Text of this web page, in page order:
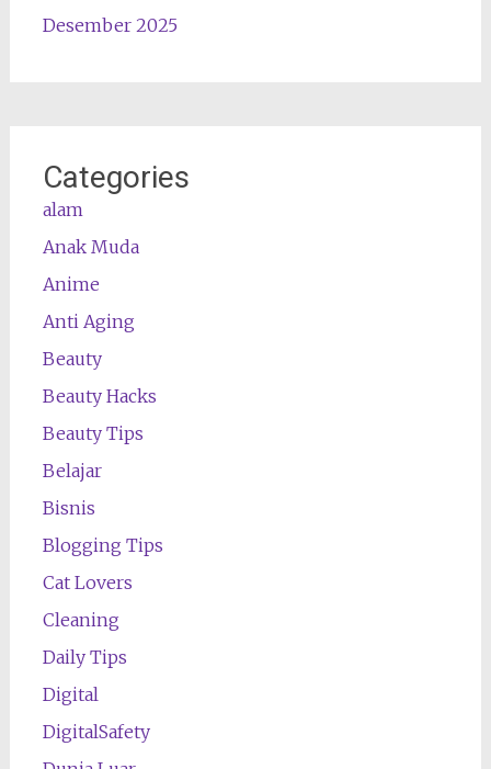
Desember 2025
Categories
alam
Anak Muda
Anime
Anti Aging
Beauty
Beauty Hacks
Beauty Tips
Belajar
Bisnis
Blogging Tips
Cat Lovers
Cleaning
Daily Tips
Digital
DigitalSafety